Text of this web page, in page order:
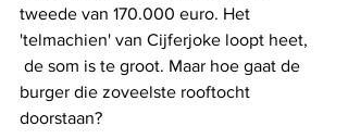
tweede van 170.000 euro. Het
'telmachien' van Cijferjoke loopt heet,
burger die zoveelste rooftocht
doorstaan?